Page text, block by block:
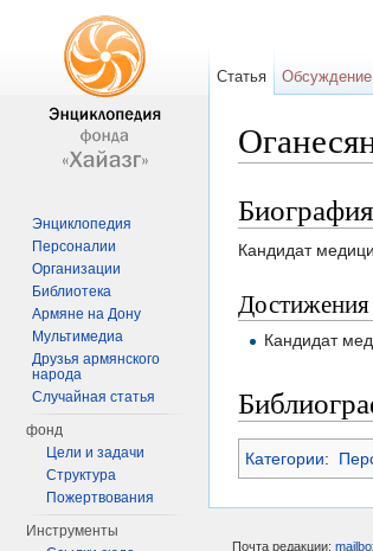
Биография
Кандидат
Достижения
Кандидат
Категории:
Статья Обсуждение
Энциклопедия
Персоналии
Организации
Библиотека
Армяне на Дону
Мультимедиа
Друзья армянского
народа
Случайная статья
фонд
Цели и задачи
Структура
Пожертвования
Инструменты
Почта редакции: